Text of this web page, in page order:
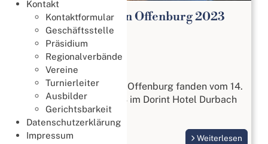
Kontakt
Kontaktformular
Geschäftsstelle
Präsidium
Regionalverbände
Vereine
Turnierleiter
Ausbilder
Gerichtsbarkeit
Datenschutzerklärung
Impressum
DBV Bridge Tage in Offenburg 2023
Bridge Tage
14. September 2023
Bridge Tage
Die DBV Bridge Tage in Offenburg fanden vom 14.
bis 17. September 2023 im Dorint Hotel Durbach
statt.
Weiterlesen